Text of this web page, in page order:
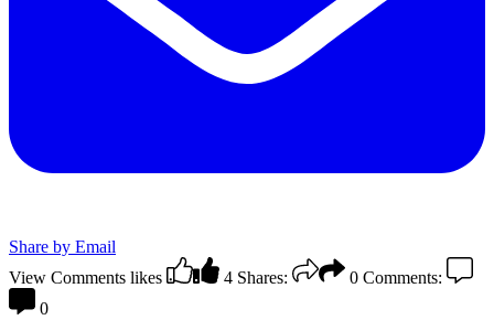
Share by Email
View Comments likes 4 Shares: 0 Comments:
0